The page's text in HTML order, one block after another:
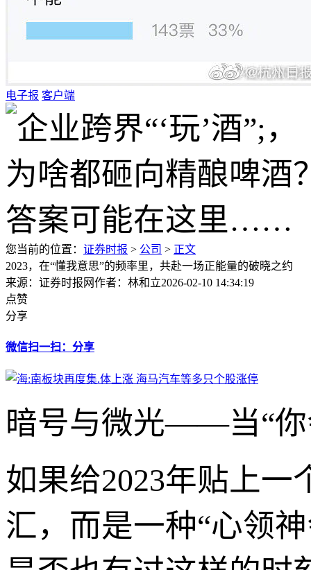
电子报 客户端
您当前的位置： 证券时报 > 公司 > 正文
2023，在“懂我意思”的频率里，共赴一场正能量的破晓之约
来源：证券时报网作者：林和立2026-02-10 14:34:19
点赞
分享
微信扫一扫：分享
暗号与微光——当“你
如果给2023年贴上
汇，而是一种“心领